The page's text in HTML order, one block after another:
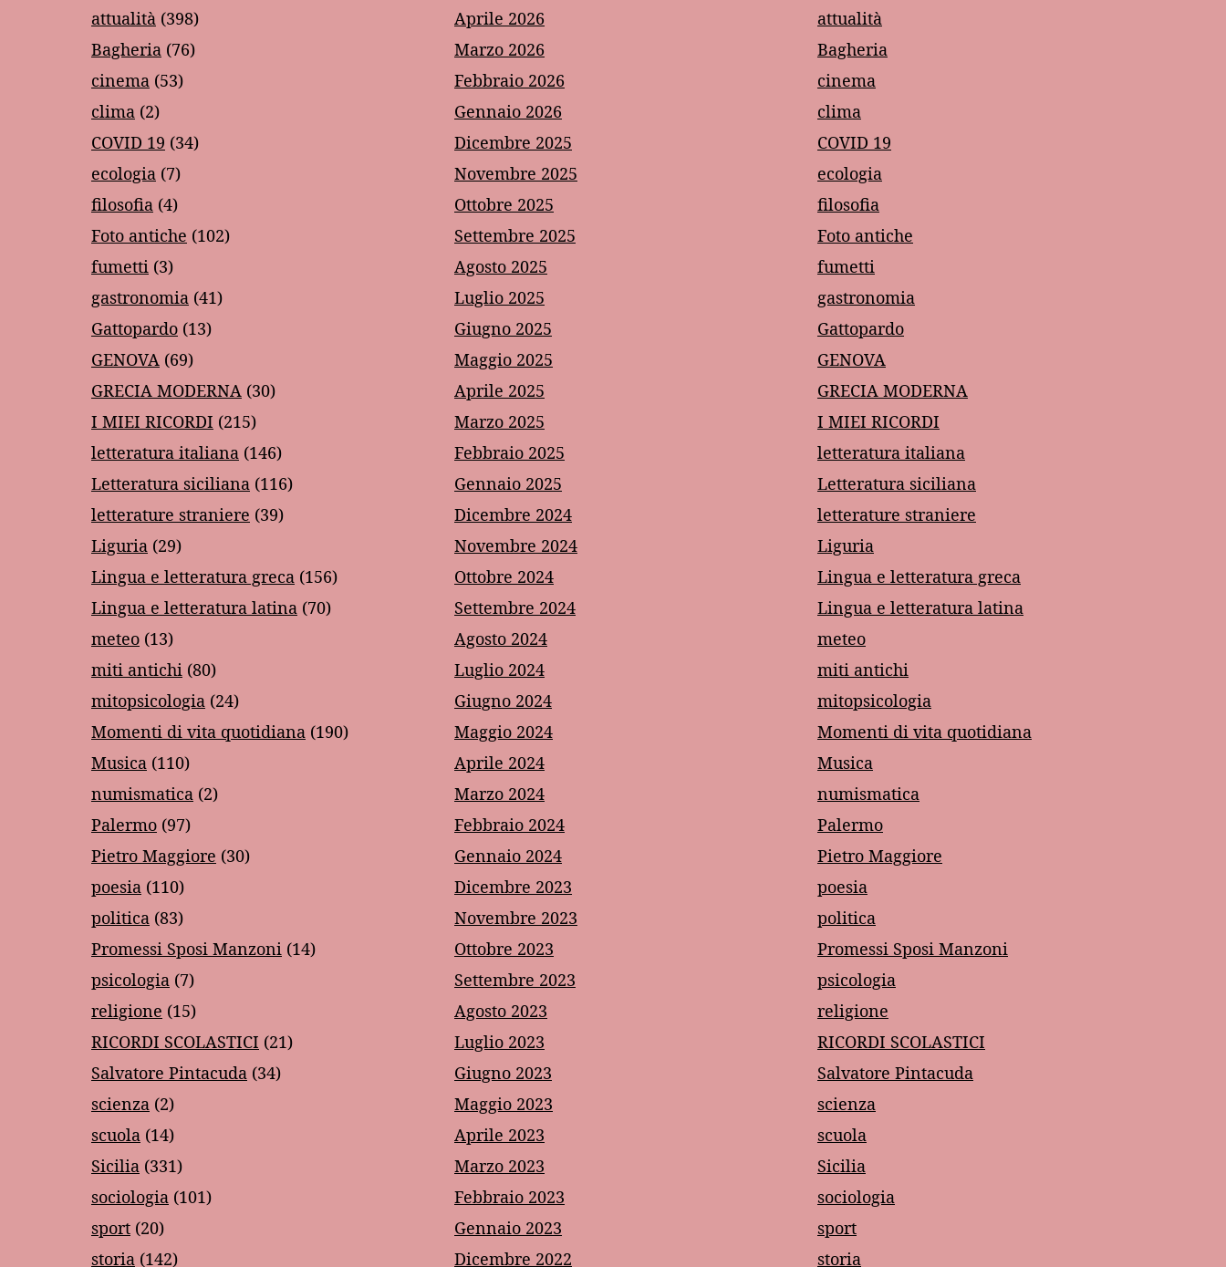
attualità (398)
Bagheria (76)
cinema (53)
clima (2)
COVID 19 (34)
ecologia (7)
filosofia (4)
Foto antiche (102)
fumetti (3)
gastronomia (41)
Gattopardo (13)
GENOVA (69)
GRECIA MODERNA (30)
I MIEI RICORDI (215)
letteratura italiana (146)
Letteratura siciliana (116)
letterature straniere (39)
Liguria (29)
Lingua e letteratura greca (156)
Lingua e letteratura latina (70)
meteo (13)
miti antichi (80)
mitopsicologia (24)
Momenti di vita quotidiana (190)
Musica (110)
numismatica (2)
Palermo (97)
Pietro Maggiore (30)
poesia (110)
politica (83)
Promessi Sposi Manzoni (14)
psicologia (7)
religione (15)
RICORDI SCOLASTICI (21)
Salvatore Pintacuda (34)
scienza (2)
scuola (14)
Sicilia (331)
sociologia (101)
sport (20)
storia (142)
Aprile 2026
Marzo 2026
Febbraio 2026
Gennaio 2026
Dicembre 2025
Novembre 2025
Ottobre 2025
Settembre 2025
Agosto 2025
Luglio 2025
Giugno 2025
Maggio 2025
Aprile 2025
Marzo 2025
Febbraio 2025
Gennaio 2025
Dicembre 2024
Novembre 2024
Ottobre 2024
Settembre 2024
Agosto 2024
Luglio 2024
Giugno 2024
Maggio 2024
Aprile 2024
Marzo 2024
Febbraio 2024
Gennaio 2024
Dicembre 2023
Novembre 2023
Ottobre 2023
Settembre 2023
Agosto 2023
Luglio 2023
Giugno 2023
Maggio 2023
Aprile 2023
Marzo 2023
Febbraio 2023
Gennaio 2023
Dicembre 2022
attualità
Bagheria
cinema
clima
COVID 19
ecologia
filosofia
Foto antiche
fumetti
gastronomia
Gattopardo
GENOVA
GRECIA MODERNA
I MIEI RICORDI
letteratura italiana
Letteratura siciliana
letterature straniere
Liguria
Lingua e letteratura greca
Lingua e letteratura latina
meteo
miti antichi
mitopsicologia
Momenti di vita quotidiana
Musica
numismatica
Palermo
Pietro Maggiore
poesia
politica
Promessi Sposi Manzoni
psicologia
religione
RICORDI SCOLASTICI
Salvatore Pintacuda
scienza
scuola
Sicilia
sociologia
sport
storia